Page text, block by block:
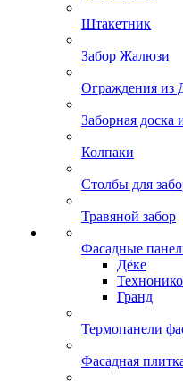
Штакетник
Забор Жалюзи
Ограждения
Заборная
Колпаки
Столбы для
Травяной забор
Фасадные
Дёке
Гранд
Термопанели
Фасадная